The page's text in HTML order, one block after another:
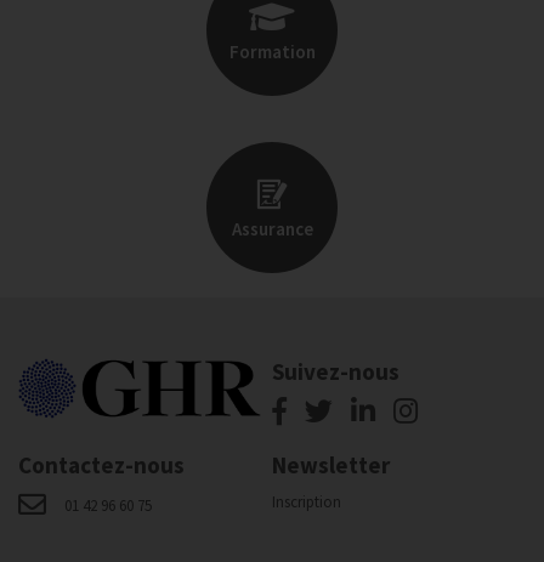
Formation
Assurance
Suivez-nous
Contactez-nous
01 42 96 60 75
Newsletter
Inscription